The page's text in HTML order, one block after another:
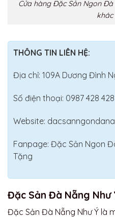
Cửa hàng Đặc Sản Ngon
khác
THÔNG TIN LIÊN HỆ:
Địa chỉ: 109A Dương Đình
Số điện thoại: 0987 428 428
Website:
Fanpage: Đặc Sản Ngon
Tặng
Đặc Sản Đà Nẵng Như
Đặc Sản Đà Nẵng Như Ý là